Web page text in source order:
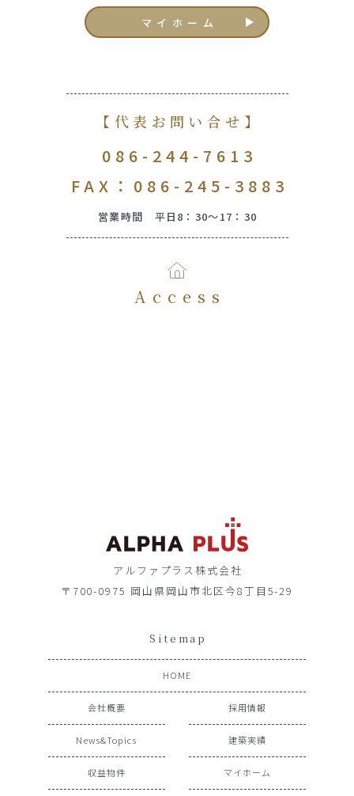
マイホーム
【代表お問い合せ】
086-244-7613
FAX：086-245-3883
営業時間 平日8：30～17：30
Access
アルファプラス株式会社
〒700-0975 岡山県岡山市北区今8丁目5-29
Sitemap
HOME
会社概要 採用情報
News&Topics 建築実績
収益物件 マイホーム